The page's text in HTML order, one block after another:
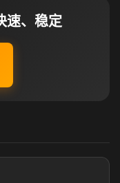
速、稳定